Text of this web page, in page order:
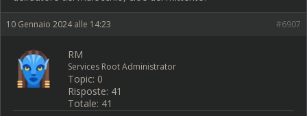
10 Gennaio 2024 alle 14:23 #6907
RM
Services Root Administrator
Topic: 0
Risposte: 41
Totale: 41